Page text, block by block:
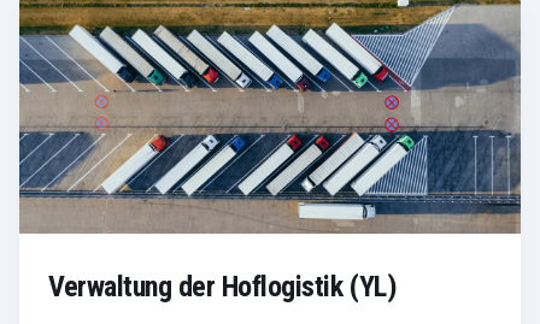
Verwaltung der Hoflogistik (YL)